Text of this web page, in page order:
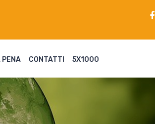
PENA CONTATTI 5X1000